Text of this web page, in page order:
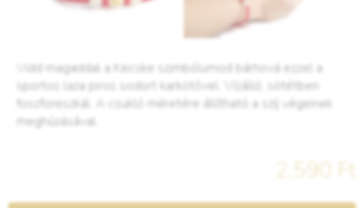
Vidd magaddal a Kecske szimbólumod bárhová ezzel a
sportos laza piros sodort karkötővel. Vízálló, sötétben
foszforeszkál. A csukló méretére állítható a szíj végeinek
meghúzásával.
2.590 Ft